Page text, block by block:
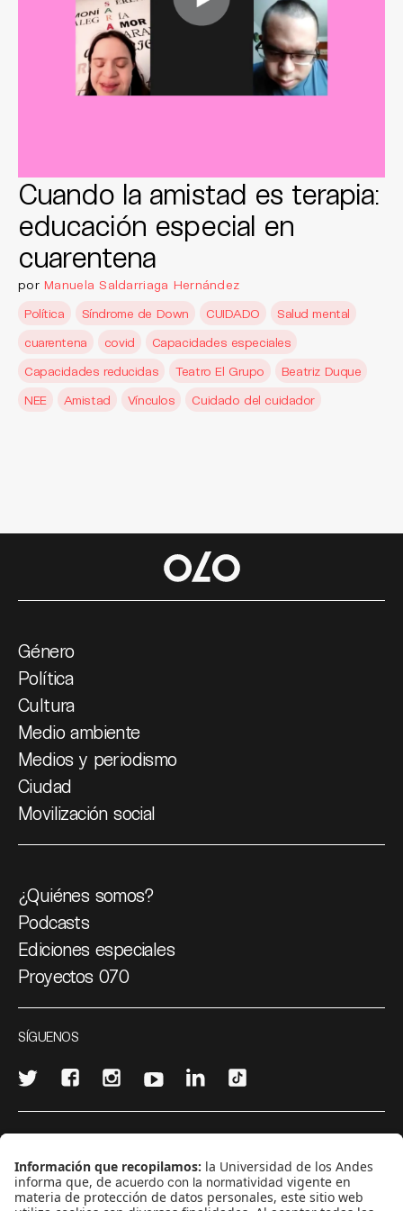
Cuando la amistad es terapia:
educación especial en
cuarentena
por Manuela Saldarriaga Hernández
Política
Síndrome de Down CUIDADO
Salud mental
cuarentena
covid
Capacidades especiales
Capacidades reducidas
Teatro El Grupo
Beatriz Duque
NEE
Amistad Vínculos Cuidado del cuidador
Género
Política
Cultura
Medio ambiente
Medios y periodismo
Ciudad
Movilización social
¿Quiénes somos?
Podcasts
Ediciones especiales
Proyectos 070
SÍGUENOS
CONTÁCTANOS